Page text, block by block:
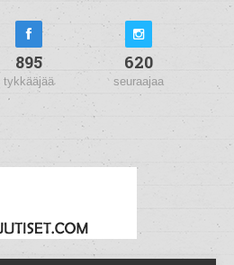
895
tykkääjää
620
seuraajaa